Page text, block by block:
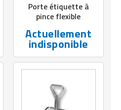
Porte étiquette à
pince flexible
Actuellement
indisponible